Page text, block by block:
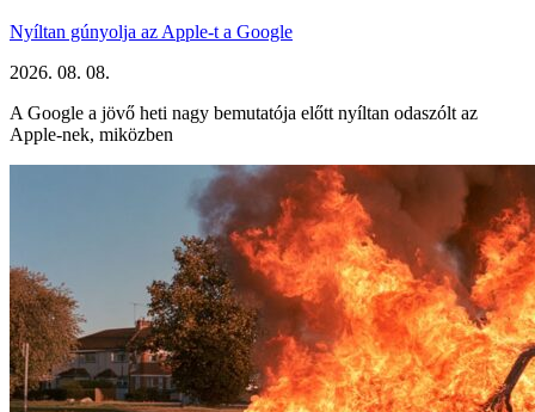
Nyíltan gúnyolja az Apple-t a Google
2026. 08. 08.
A Google a jövő heti nagy bemutatója előtt nyíltan odaszólt az
Apple-nek, miközben